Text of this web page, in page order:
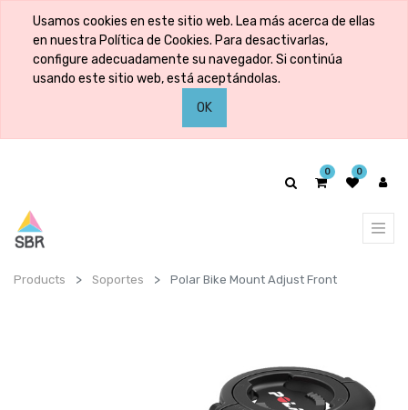
Usamos cookies en este sitio web. Lea más acerca de ellas
en nuestra Política de Cookies. Para desactivarlas,
configure adecuadamente su navegador. Si continúa
usando este sitio web, está aceptándolas.
OK
0 0
Products Soportes Polar Bike Mount Adjust Front